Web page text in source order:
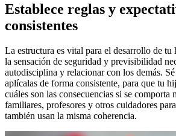
Establece reglas y
consistentes
La estructura es vital para el desarrollo de
la sensación de seguridad y previsibilidad
autodisciplina y relacionar con los demás.
aplícalas de forma consistente, para que tu
cuáles son las consecuencias si se comporta
familiares, profesores y otros cuidadores
también usan la misma coherencia.